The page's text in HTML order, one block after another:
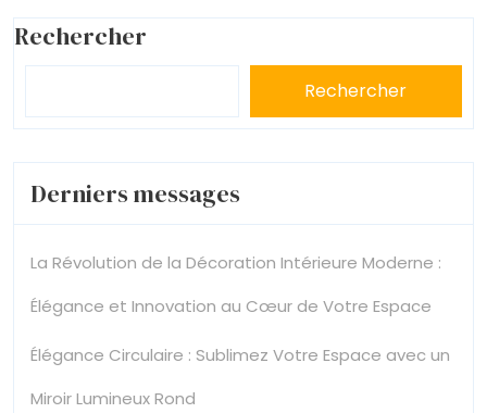
Rechercher
Rechercher
Derniers messages
La Révolution de la Décoration Intérieure Moderne :
Élégance et Innovation au Cœur de Votre Espace
Élégance Circulaire : Sublimez Votre Espace avec un
Miroir Lumineux Rond